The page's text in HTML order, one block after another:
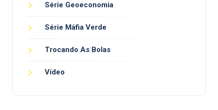
Série Geoeconomia
Série Máfia Verde
Trocando As Bolas
Vídeo